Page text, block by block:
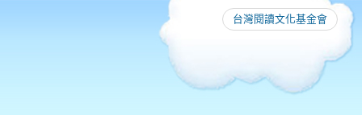
台灣閱讀文化基金會